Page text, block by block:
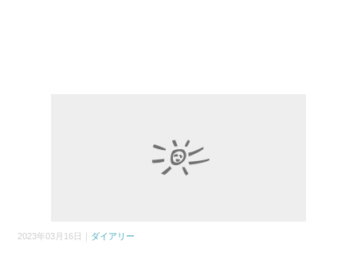
2023年03月16日｜ ダイアリー